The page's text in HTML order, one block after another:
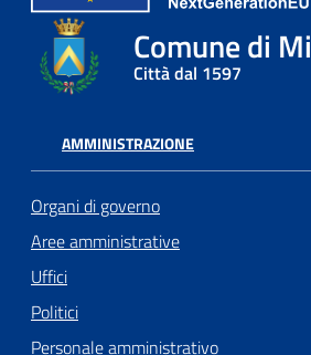
Comune di
Città dal 1597
AMMINISTRAZIONE
Organi di governo
Aree amministrative
Uffici
Politici
Personale amministrativo